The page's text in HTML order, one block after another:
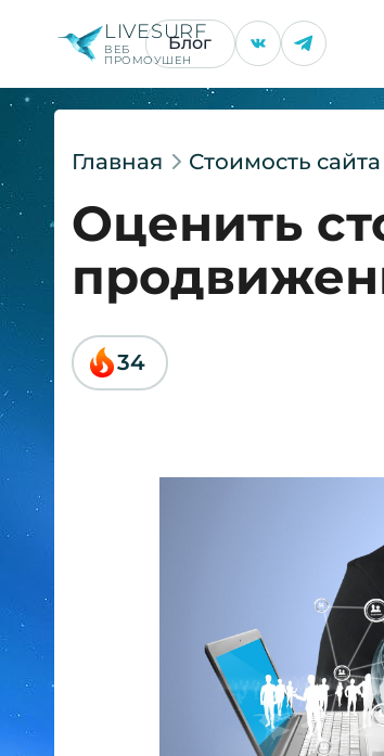
LIVESURF
ВЕБ
ПРОМОУШЕН
Блог
Главная Стоимость сайта
Оценить
34